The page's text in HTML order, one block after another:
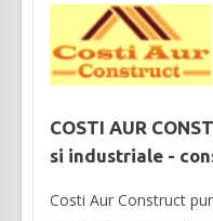
COSTI AUR
si industriale -
Costi Aur Construct